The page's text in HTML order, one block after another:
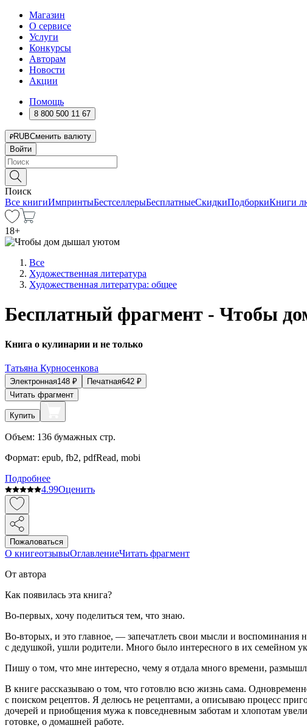
Магазин
О сервисе
Услуги
Конкурсы
Авторам
Новости
Акции
Помощь
8 800 500 11 67
RUBСменить валюту
Войти
Поиск
Все книгиИмпринтыБестселлерыБесплатныеСкидкиПодборкиКниги
18+
Все
Художественная литература
Художественная литература: общее
Бесплатный фрагмент - Чтобы
Книга о кулинарии и не только
Татьяна Курносенкова
Электронная148 ₽ Печатная642 ₽
Читать фрагмент
Купить
Объем: 136 бумажных стр.
Формат: epub, fb2, pdfRead, mobi
Подробнее
4.99Оценить
Пожаловаться
О книгеотзывыОглавлениеЧитать фрагмент
От автора
Как появилась эта книга?
Во-первых, хочу поделиться тем, что знаю.
Во-вторых, и это главное, — запечатлеть свои мысли и воспоминания
с дедушкой, ушли родители. Много было интересного в их семейном
Пишу о том, что мне интересно, чему я отдала много времени,
В книге рассказываю о том, что готовлю всю жизнь сама.
с поиском рецептов. Я делюсь не рецептами, а описываю процесс
дочерей и приобщения мужа к повседневным заботам и хлопотам
готовке, о домашней работе.